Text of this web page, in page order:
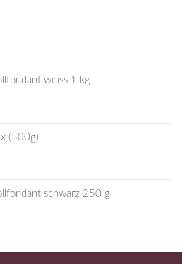
weiss 1 kg
(500g)
schwarz 250 g